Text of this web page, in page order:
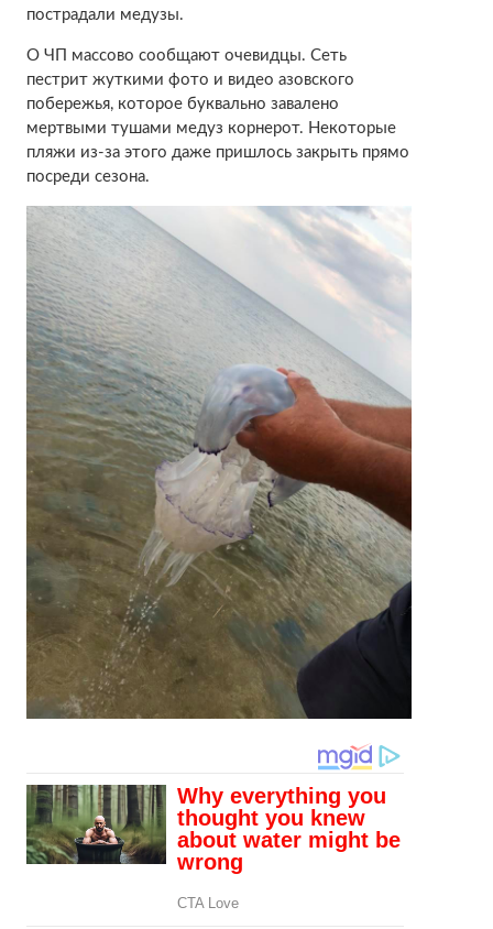
пострадали медузы.
О ЧП массово сообщают очевидцы. Сеть
пестрит жуткими фото и видео азовского
побережья, которое буквально завалено
мертвыми тушами медуз корнерот. Некоторые
пляжи из-за этого даже пришлось закрыть прямо
посреди сезона.